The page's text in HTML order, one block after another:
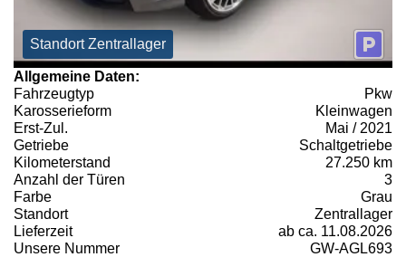
Standort Zentrallager
Allgemeine Daten:
Fahrzeugtyp
Pkw
Karosserieform
Kleinwagen
Erst-Zul.
Mai / 2021
Getriebe
Schaltgetriebe
Kilometerstand
27.250 km
Anzahl der Türen
3
Farbe
Grau
Standort
Zentrallager
Lieferzeit
ab ca. 11.08.2026
Unsere Nummer
GW-AGL693